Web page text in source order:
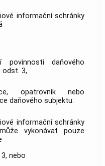
informační schránky
povinnosti daňového
odst. 3,
opatrovník nebo
daňového subjektu.
informační schránky
vykonávat pouze
nebo